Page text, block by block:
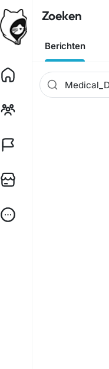
Zoeken
Berichten